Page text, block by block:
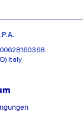
Italy